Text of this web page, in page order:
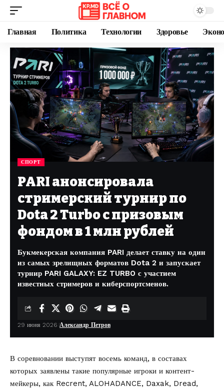
Главная Политика Технологии Здоровье
СПОРТ
PARI анонсировала
стримерский турнир по
Dota 2 Turbo с призовым
фондом в 1 млн рублей
Букмекерская компания PARI делает ставку на один
из самых зрелищных форматов Dota 2 и запускает
турнир PARI GALAXY: EZ TURBO с участием
известных стримеров и киберспортсменов.
29 июня 2026 Александр Петров
В соревновании выступят восемь команд, в составах
которых заявлены такие популярные игроки и контент-
мейкеры, как Recrent, ALOHADANCE, Daxak, Dread,